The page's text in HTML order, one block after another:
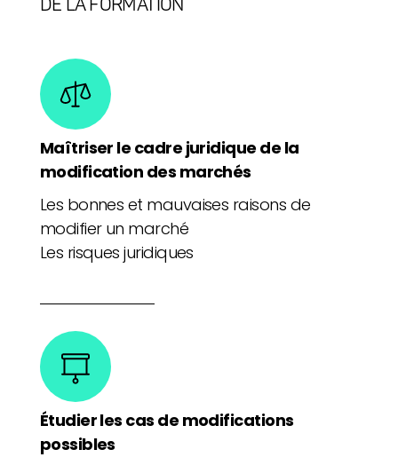
DE LA FORMATION
Maîtriser le cadre juridique de la
modification des marchés
Les bonnes et mauvaises raisons de
modifier un marché
Les risques juridiques
Étudier les cas de modifications
possibles